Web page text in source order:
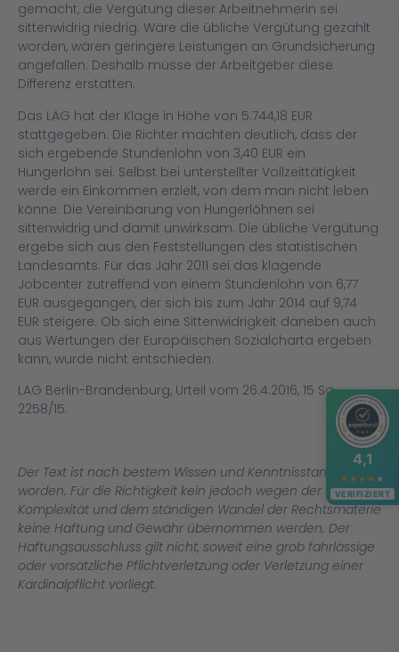
gemacht, die Vergütung dieser Arbeitnehmerin sei
sittenwidrig niedrig. Wäre die übliche Vergütung gezahlt
worden, wären geringere Leistungen an Grundsicherung
angefallen. Deshalb müsse der Arbeitgeber diese
Differenz erstatten.
Das LAG hat der Klage in Höhe von 5.744,18 EUR
stattgegeben. Die Richter machten deutlich, dass der
sich ergebende Stundenlohn von 3,40 EUR ein
Hungerlohn sei. Selbst bei unterstellter Vollzeittätigkeit
werde ein Einkommen erzielt, von dem man nicht leben
könne. Die Vereinbarung von Hungerlöhnen sei
sittenwidrig und damit unwirksam. Die übliche Vergütung
ergebe sich aus den Feststellungen des statistischen
Landesamts. Für das Jahr 2011 sei das klagende
Jobcenter zutreffend von einem Stundenlohn von 6,77
EUR ausgegangen, der sich bis zum Jahr 2014 auf 9,74
EUR steigere. Ob sich eine Sittenwidrigkeit daneben auch
aus Wertungen der Europäischen Sozialcharta ergeben
kann, wurde nicht entschieden.
LAG Berlin-Brandenburg, Urteil vom 26.4.2016, 15 Sa
2258/15.
Der Text ist nach bestem Wissen und Kenntnisstand erstellt
worden. Für die Richtigkeit kein jedoch wegen der
Komplexität und dem ständigen Wandel der Rechtsmaterie
keine Haftung und Gewähr übernommen werden. Der
Haftungsausschluss gilt nicht, soweit eine grob fahrlässige
oder vorsätzliche Pflichtverletzung oder Verletzung einer
Kardinalpflicht vorliegt.
4,1
★ ★ ★ ★ ★
VERIFIZIERT